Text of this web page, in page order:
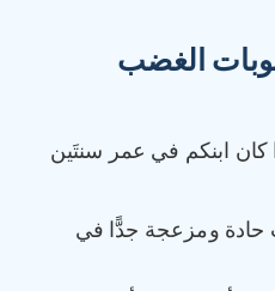
الغضب
كان ابنكم في عمر سنتَين
حادة ومزعجة جدًّا في